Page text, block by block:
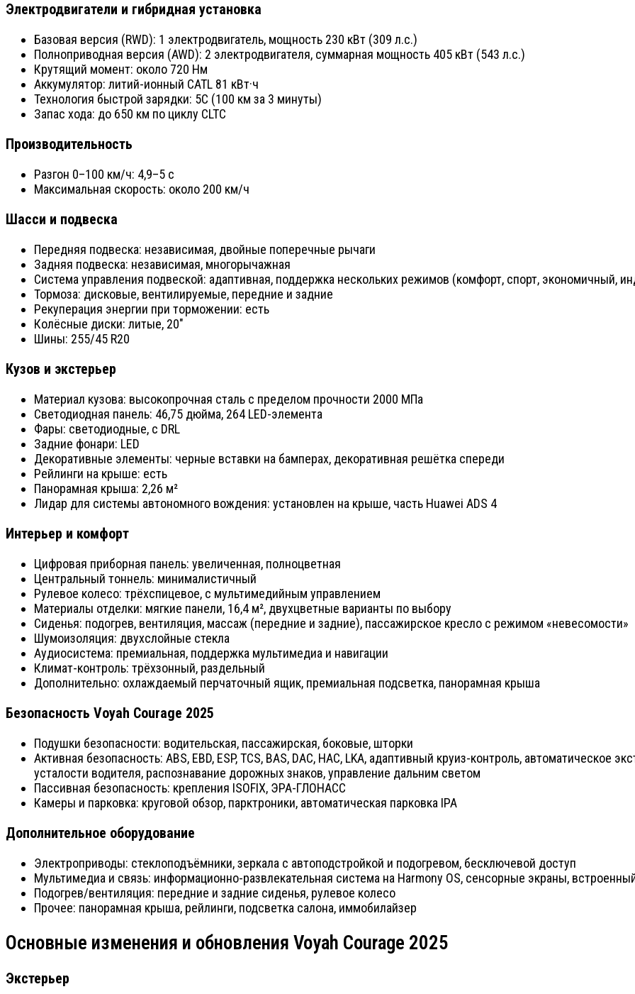
Электродвигатели и гибридная установка
Базовая версия (RWD): 1 электродвигатель, мощность 230 кВт (309 л.с.)
Полноприводная версия (AWD): 2 электродвигателя, суммарная мощность 405 кВт (543 л.с.)
Крутящий момент: около 720 Нм
Аккумулятор: литий-ионный CATL 81 кВт·ч
Технология быстрой зарядки: 5C (100 км за 3 минуты)
Запас хода: до 650 км по циклу CLTC
Производительность
Разгон 0–100 км/ч: 4,9–5 с
Максимальная скорость: около 200 км/ч
Шасси и подвеска
Передняя подвеска: независимая, двойные поперечные рычаги
Задняя подвеска: независимая, многорычажная
Система управления подвеской: адаптивная, поддержка нескольких режимов (комфорт, спорт, экономичный,
Тормоза: дисковые, вентилируемые, передние и задние
Рекуперация энергии при торможении: есть
Колёсные диски: литые, 20"
Шины: 255/45 R20
Кузов и экстерьер
Материал кузова: высокопрочная сталь с пределом прочности 2000 МПа
Светодиодная панель: 46,75 дюйма, 264 LED-элемента
Фары: светодиодные, с DRL
Задние фонари: LED
Декоративные элементы: черные вставки на бамперах, декоративная решётка спереди
Рейлинги на крыше: есть
Панорамная крыша: 2,26 м²
Лидар для системы автономного вождения: установлен на крыше, часть Huawei ADS 4
Интерьер и комфорт
Цифровая приборная панель: увеличенная, полноцветная
Центральный тоннель: минималистичный
Рулевое колесо: трёхспицевое, с мультимедийным управлением
Материалы отделки: мягкие панели, 16,4 м², двухцветные варианты по выбору
Сиденья: подогрев, вентиляция, массаж (передние и задние), пассажирское кресло с режимом «невесомости»
Шумоизоляция: двухслойные стекла
Аудиосистема: премиальная, поддержка мультимедиа и навигации
Климат-контроль: трёхзонный, раздельный
Дополнительно: охлаждаемый перчаточный ящик, премиальная подсветка, панорамная крыша
Безопасность Voyah Courage 2025
Подушки безопасности: водительская, пассажирская, боковые, шторки
Активная безопасность: ABS, EBD, ESP, TCS, BAS, DAC, HAC, LKA, адаптивный круиз-контроль, автоматическое
усталости водителя, распознавание дорожных знаков, управление дальним светом
Пассивная безопасность: крепления ISOFIX, ЭРА-ГЛОНАСС
Камеры и парковка: круговой обзор, парктроники, автоматическая парковка IPA
Дополнительное оборудование
Электроприводы: стеклоподъёмники, зеркала с автоподстройкой и подогревом, бесключевой доступ
Мультимедиа и связь: информационно-развлекательная система на Harmony OS, сенсорные экраны,
Подогрев/вентиляция: передние и задние сиденья, рулевое колесо
Прочее: панорамная крыша, рейлинги, подсветка салона, иммобилайзер
Основные изменения и обновления Voyah Courage 2025
Экстерьер